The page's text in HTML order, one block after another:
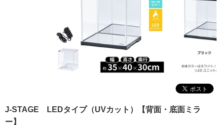
定商取引法に基づく表記
J-STAGE LEDタイプ（UVカット）【背面・底面ミラ
ー】